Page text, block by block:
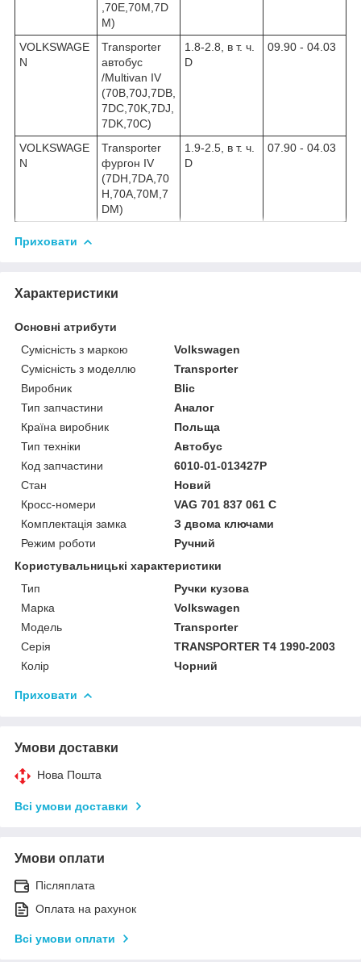
,70E,70M,7D
M)
VOLKSWAGE
N
Transporter
автобус
/Multivan IV
(70B,70J,7DB,
7DC,70K,7DJ,
7DK,70C)
1.8-2.8, в т. ч.
D
09.90 - 04.03
VOLKSWAGE
N
Transporter
фургон IV
(7DH,7DA,70
H,70A,70M,7
DM)
1.9-2.5, в т. ч.
D
07.90 - 04.03
Приховати
Характеристики
Основні атрибути
Сумісність з маркою
Volkswagen
Сумісність з моделлю
Transporter
Виробник
Blic
Тип запчастини
Аналог
Країна виробник
Польща
Тип техніки
Автобус
Код запчастини
6010-01-013427P
Стан
Новий
Кросс-номери
VAG 701 837 061 C
Комплектація замка
З двома ключами
Режим роботи
Ручний
Користувальницькі характеристики
Тип
Ручки кузова
Марка
Volkswagen
Модель
Transporter
Серія
TRANSPORTER T4 1990-2003
Колір
Чорний
Приховати
Умови доставки
Нова Пошта
Всі умови доставки
Умови оплати
Післяплата
Оплата на рахунок
Всі умови оплати